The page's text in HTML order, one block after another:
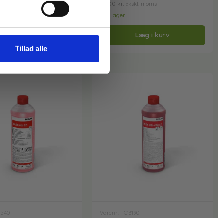
Tillad alle
65,00 kr. ekskl. moms
På lager
Læg i kurv
Varenr: TC13190